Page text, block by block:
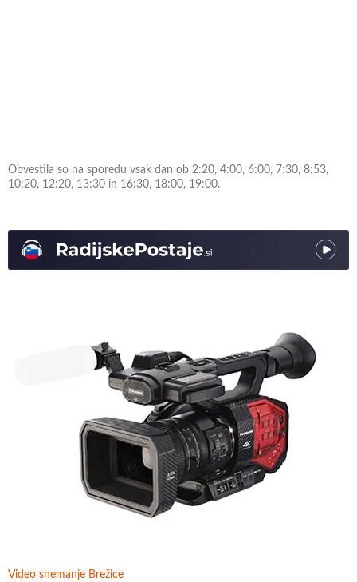
Obvestila so na sporedu vsak dan ob 2:20, 4:00, 6:00, 7:30, 8:53,
10:20, 12:20, 13:30 in 16:30, 18:00, 19:00.
Video snemanje Brežice